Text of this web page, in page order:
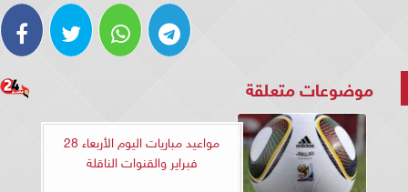
موضوعات متعلقة
مواعيد مباريات اليوم الأربعاء 28
فبراير والقنوات الناقلة